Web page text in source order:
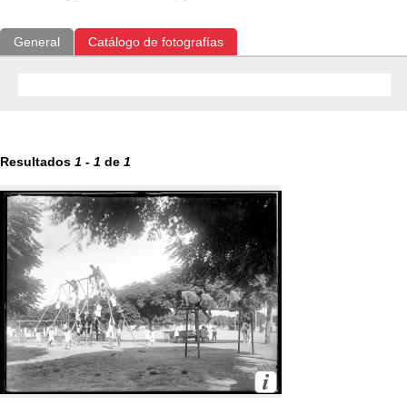
General Catálogo de fotografías
Resultados 1 - 1 de 1